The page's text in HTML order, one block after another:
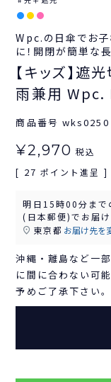
Wpc.の日傘でお
に！開閉が簡単な長
【キッズ】遮
雨兼用 Wpc.
商品番号 wks0250
¥2,970 税込
[ 27 ポイント進呈 ]
明日 15時00分 まで
(日本郵便)でお届け
東京都 お届け先を
沖縄・離島など一
に間に合わない可
予めご了承下さい。